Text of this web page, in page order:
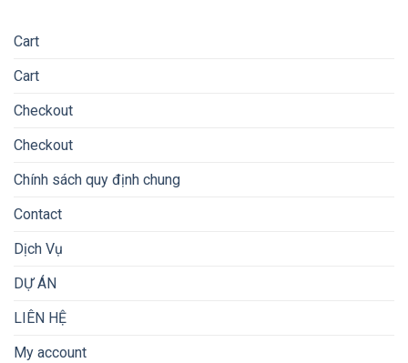
Cart
Cart
Checkout
Checkout
Chính sách quy định chung
Contact
Dịch Vụ
DỰ ÁN
LIÊN HỆ
My account